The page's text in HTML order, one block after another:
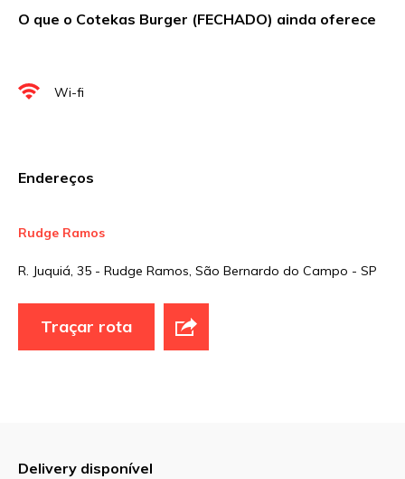
Nome
Sua avaliação
O que o Cotekas Burger (FECHADO) ainda oferece
Wi-fi
Endereços
Rudge Ramos
R. Juquiá, 35 - Rudge Ramos, São Bernardo do Campo - SP
Traçar rota
Delivery disponível